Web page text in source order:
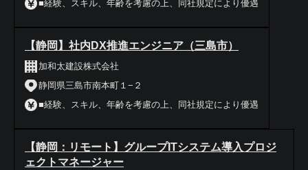
■経験、スキル、年齢を考慮の上、同社規定により優遇
【静岡】社内DX推進エンジニア（三島市）
加和太建設株式会社
静岡県三島市南本町１−２
■経験、スキル、年齢を考慮の上、同社規定により優遇
【静岡：リモート】グループITシステム導入プロジ
ェクトマネージャー